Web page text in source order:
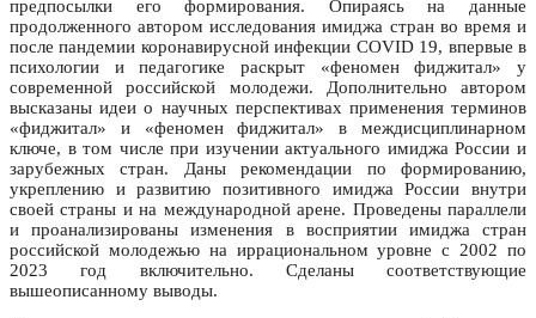
предпосылки его формирования. Опираясь на данные
продолженного автором исследования имиджа стран во время и
после пандемии коронавирусной инфекции COVID 19, впервые в
психологии и педагогике раскрыт «феномен фиджитал» у
современной российской молодежи. Дополнительно автором
высказаны идеи о научных перспективах применения терминов
«фиджитал» и «феномен фиджитал» в междисциплинарном
ключе, в том числе при изучении актуального имиджа России и
зарубежных стран. Даны рекомендации по формированию,
укреплению и развитию позитивного имиджа России внутри
своей страны и на международной арене. Проведены параллели
и проанализированы изменения в восприятии имиджа стран
российской молодежью на иррациональном уровне с 2002 по
2023 год включительно. Сделаны соответствующие
вышеописанному выводы.